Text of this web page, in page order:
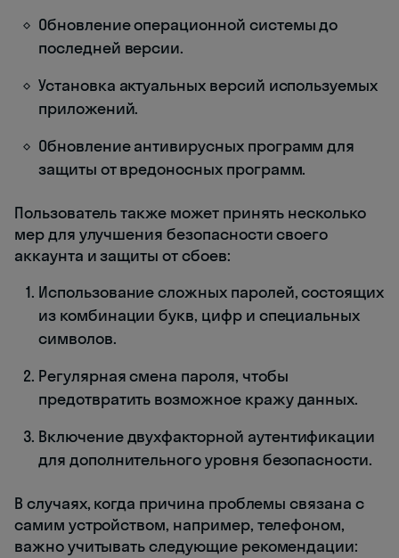
Обновление операционной системы до
последней версии.
Установка актуальных версий используемых
приложений.
Обновление антивирусных программ для
защиты от вредоносных программ.
Пользователь также может принять несколько
мер для улучшения безопасности своего
аккаунта и защиты от сбоев:
Использование сложных паролей, состоящих
из комбинации букв, цифр и специальных
символов.
Регулярная смена пароля, чтобы
предотвратить возможное кражу данных.
Включение двухфакторной аутентификации
для дополнительного уровня безопасности.
В случаях, когда причина проблемы связана с
самим устройством, например, телефоном,
важно учитывать следующие рекомендации: